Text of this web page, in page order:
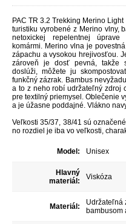
PAC TR 3.2 Trekking Merino Light
turistiku vyrobené z Merino vlny,
netoxickej repelentnej
komármi. Merino vlna je
zápachu a vysokou hrejivosťou.
zároveň je dosť pevná, takže
doslúži, môžete ju
funkčný zázrak. Bambus
a to z neho robí udržateľný zdroj
pre textilný priemysel. Oblečenie
a je úžasne poddajné. Vlákno
Veľkosti 35/37, 38/41 sú
no rozdiel je iba vo veľkosti,
Model: Unisex
Hlavný
materiál:
Viskóza
Materiál:
Udržateľná
bambusom